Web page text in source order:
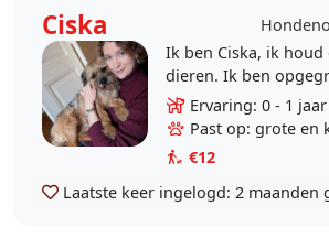
Ciska
Ik ben Ciska, ik houd
dieren. Ik ben
konijnen en twee
heb zelf geen ruimte
huisdier, dat vind..
Ervaring: 0 - 1 jaar
Past op: grote en
€12
Laatste keer ingelogd: 2 maanden